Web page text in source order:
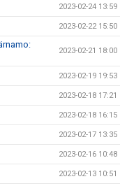
2023-02-24 13:59
2023-02-22 15:50
2023-02-21 18:00
2023-02-19 19:53
2023-02-18 17:21
2023-02-18 16:15
2023-02-17 13:35
2023-02-16 10:48
2023-02-13 10:51